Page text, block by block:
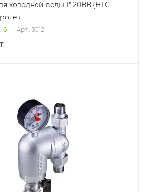
холодной воды 1" 20ВВ (HTC-
6 Арт.: 3012